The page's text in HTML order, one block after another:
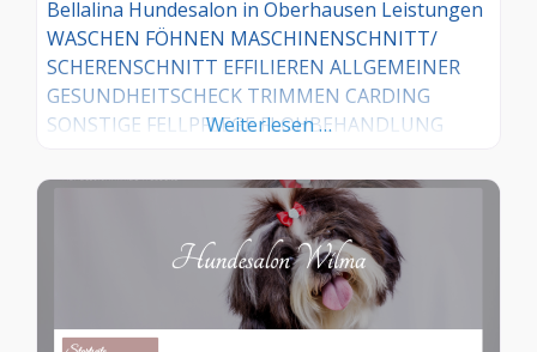
Bellalina Hundesalon in Oberhausen Leistungen
WASCHEN FÖHNEN MASCHINENSCHNITT/
SCHERENSCHNITT EFFILIEREN ALLGEMEINER
GESUNDHEITSCHECK TRIMMEN CARDING
SONSTIGE FELLPFLEGE FLOHBEHANDLUNG
BALLENPFLEGE AUGENPFLEGE OHRENPFLEGE
Weiterlesen …